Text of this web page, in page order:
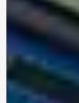
Para